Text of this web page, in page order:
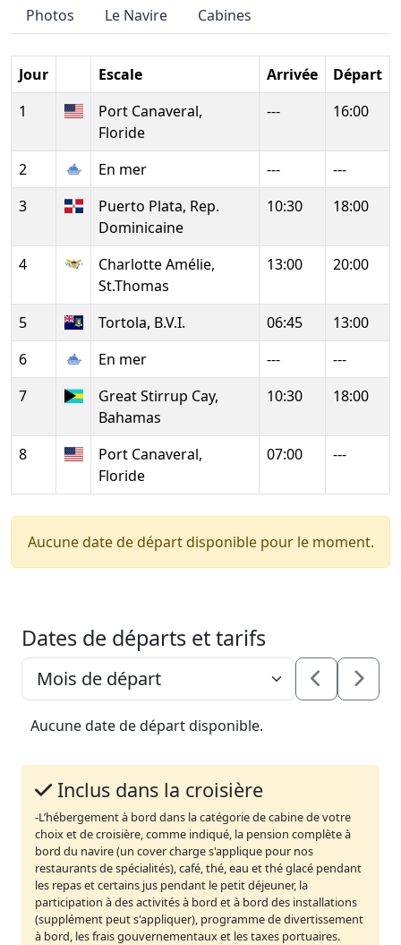
Photos
Le Navire Cabines
Jour Escale Arrivée
Départ
1
Port Canaveral,
Floride
--- 16:00
2 En mer ---
---
3
Puerto Plata, Rep.
Dominicaine
10:30 18:00
4
Charlotte Amélie,
St.Thomas
13:00 20:00
5 Tortola, B.V.I. 06:45
13:00
6
En mer ---
---
7
Great Stirrup Cay,
Bahamas
10:30 18:00
8
Port Canaveral,
Floride
07:00 ---
Aucune date de départ disponible pour le moment.
Dates de départs et tarifs
Aucune date de départ disponible.
Inclus dans la croisière
-L’hébergement à bord dans la catégorie de cabine de votre
choix et de croisière, comme indiqué, la pension complète à
bord du navire (un cover charge s'applique pour nos
restaurants de spécialités), café, thé, eau et thé glacé pendant
les repas et certains jus pendant le petit déjeuner, la
participation à des activités à bord et à bord des installations
(supplément peut s'appliquer), programme de divertissement
à bord, les frais gouvernementaux et les taxes portuaires.